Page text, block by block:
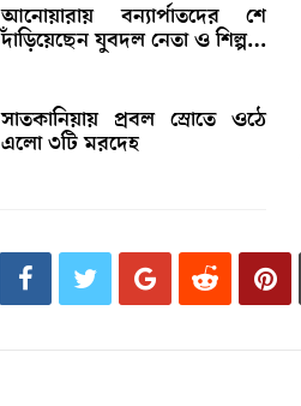
আনোয়ারায় বন্যার্পাতদের শে
দাঁড়িয়েছেন যুবদল নেতা ও শিল্প…
সাতকানিয়ায় প্রবল স্রোতে ওঠে
এলো ৩টি মরদেহ